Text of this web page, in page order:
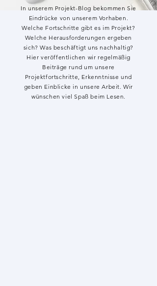
In unserem Projekt-Blog bekommen Sie
Eindrücke von unserem Vorhaben.
Welche Fortschritte gibt es im Projekt?
Welche Herausforderungen ergeben
sich? Was beschäftigt uns nachhaltig?
Hier veröffentlichen wir regelmäßig
Beiträge rund um unsere
Projektfortschritte, Erkenntnisse und
geben Einblicke in unsere Arbeit. Wir
wünschen viel Spaß beim Lesen.